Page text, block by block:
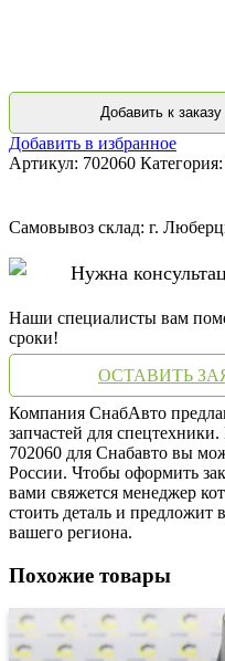
Добавить к заказу
Добавить в избранное
Артикул: 702060 Категория:
Самовывоз склад: г.
Нужна
Наши специалисты вам
сроки!
ОСТАВИТЬ
Компания СнабАвто
запчастей для
702060 для Снабавто вы
России. Чтобы оформить
вами свяжется менеджер
стоить деталь и
вашего региона.
Похожие товары